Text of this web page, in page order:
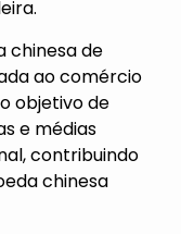
chinesa de
ao comércio
objetivo de
e médias
contribuindo
chinesa